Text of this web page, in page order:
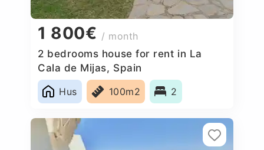
1 800€ / month
2 bedrooms house for rent in La
Cala de Mijas, Spain
Hus
100m2 2